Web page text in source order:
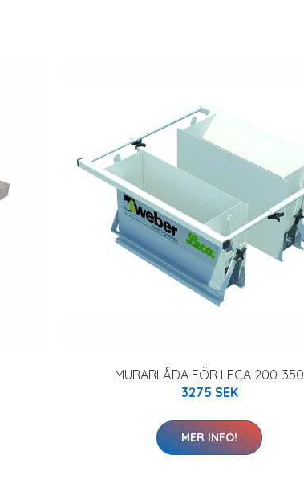
MURARLÅDA FÖR LECA 200-350
3275 SEK
MER INFO!